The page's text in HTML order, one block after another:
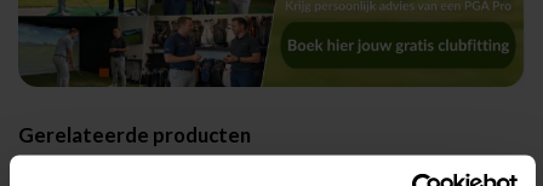
Gerelateerde producten